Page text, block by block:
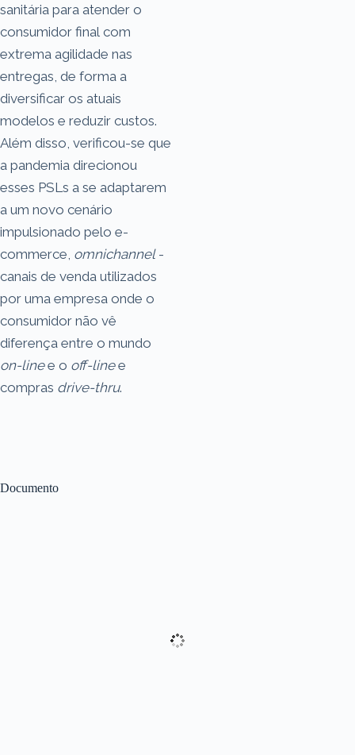
Documento
sanitária para atender o
consumidor final com
extrema agilidade nas
entregas, de forma a
diversificar os atuais
modelos e reduzir custos.
Além disso, verificou-se que
a pandemia direcionou
esses PSLs a se adaptarem
a um novo cenário
impulsionado pelo e-
commerce, omnichannel-
canais de venda utilizados
por uma empresa onde o
consumidor não vê
diferença entre o mundo
on-linee o off-linee
compras drive-thru.